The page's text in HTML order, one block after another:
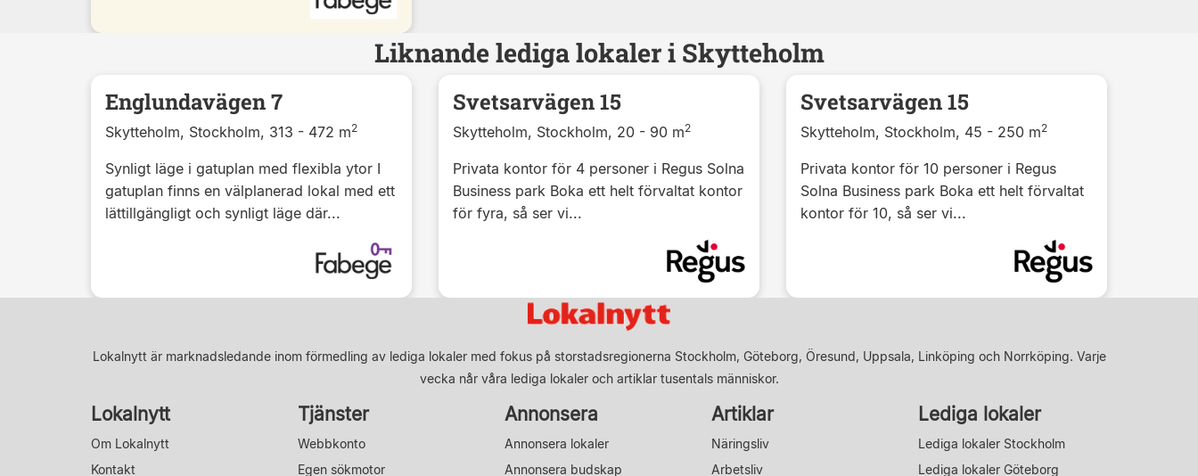
Liknande lediga lokaler i Skytteholm
Englundavägen 7
Skytteholm, Stockholm, 313 - 472 m2
Synligt läge i gatuplan med flexibla ytor I
gatuplan finns en välplanerad lokal med ett
lättillgängligt och synligt läge där...
Svetsarvägen 15
Skytteholm, Stockholm, 20 - 90 m2
Privata kontor för 4 personer i Regus Solna
Business park Boka ett helt förvaltat kontor
för fyra, så ser vi...
Svetsarvägen 15
Skytteholm, Stockholm, 45 - 250 m2
Privata kontor för 10 personer i Regus
Solna Business park Boka ett helt förvaltat
kontor för 10, så ser vi...
Lokalnytt är marknadsledande inom förmedling av lediga lokaler med fokus på storstadsregionerna Stockholm, Göteborg, Öresund, Uppsala, Linköping och Norrköping. Varje
vecka når våra lediga lokaler och artiklar tusentals människor.
Lokalnytt
Om Lokalnytt
Kontakt
Tjänster
Webbkonto
Egen sökmotor
Annonsera
Annonsera lokaler
Annonsera budskap
Artiklar
Näringsliv
Arbetsliv
Lediga lokaler
Lediga lokaler Stockholm
Lediga lokaler Göteborg